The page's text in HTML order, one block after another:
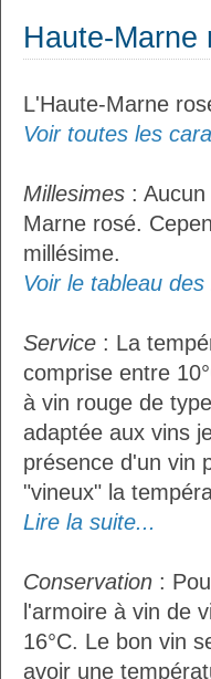
Haute-Marne
L'Haute-Marne
Voir toutes les
Millesimes :
Marne rosé.
millésime.
Voir le tableau
Service : La
comprise entre
à vin rouge de
adaptée aux vins
présence d'un vin
"vineux" la
Lire la suite...
Conservation :
l'armoire à vin de
16°C. Le bon vin
avoir une